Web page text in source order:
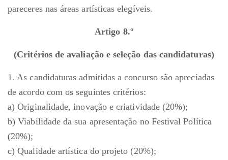
pareceres nas áreas artísticas elegíveis.
Artigo 8.º
(Critérios de avaliação e seleção das candidaturas)
1. As candidaturas admitidas a concurso são apreciadas
de acordo com os seguintes critérios:
a) Originalidade, inovação e criatividade (20%);
b) Viabilidade da sua apresentação no Festival Política
(20%);
c) Qualidade artística do projeto (20%);